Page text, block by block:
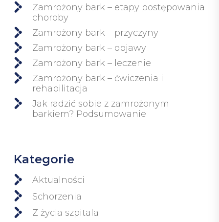
Zamrożony bark – etapy postępowania
choroby
Zamrożony bark – przyczyny
Zamrożony bark – objawy
Zamrożony bark – leczenie
Zamrożony bark – ćwiczenia i
rehabilitacja
Jak radzić sobie z zamrożonym
barkiem? Podsumowanie
Kategorie
Aktualności
Schorzenia
Z życia szpitala